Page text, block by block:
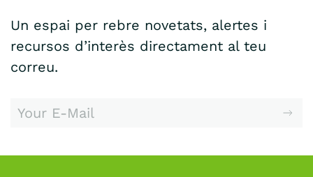
Un espai per rebre novetats, alertes i
recursos d’interès directament al teu
correu.